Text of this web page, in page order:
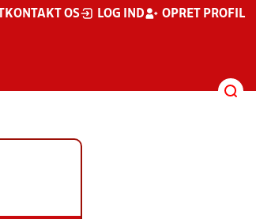
KONTAKT OS LOG IND OPRET PROFIL